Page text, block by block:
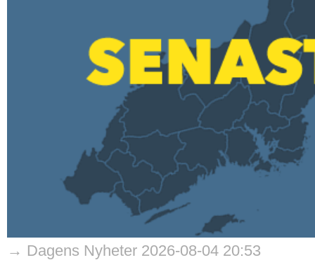
→ Dagens Nyheter 2026-08-04 20:53